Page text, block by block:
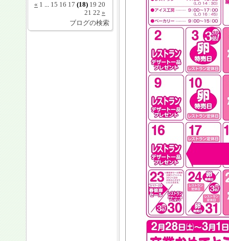
« 1 ... 15 16 17 (18) 19 20
21 22 »
ブログの検索